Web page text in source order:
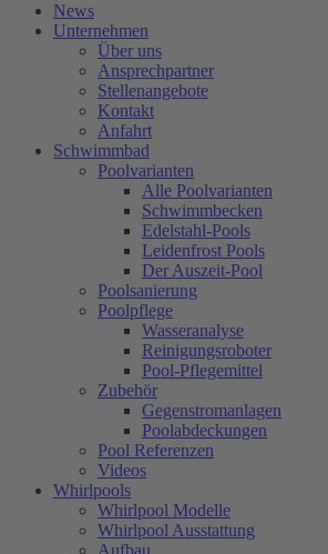
News
Unternehmen
Über uns
Ansprechpartner
Stellenangebote
Kontakt
Anfahrt
Schwimmbad
Poolvarianten
Alle Poolvarianten
Schwimmbecken
Edelstahl-Pools
Leidenfrost Pools
Der Auszeit-Pool
Poolsanierung
Poolpflege
Wasseranalyse
Reinigungsroboter
Pool-Pflegemittel
Zubehör
Gegenstromanlagen
Poolabdeckungen
Pool Referenzen
Videos
Whirlpools
Whirlpool Modelle
Whirlpool Ausstattung
Aufbau